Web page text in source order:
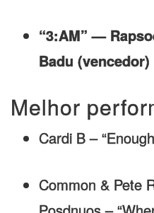
“3:AM” —
Badu (vencedor)
Melhor
Cardi B –
Common & Pete